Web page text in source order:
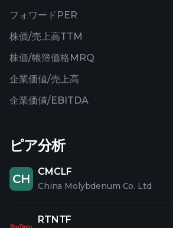
フォワードPER
株価/売上高TTM
株価/帳簿価格MRQ
企業価値/売上高
企業価値/EBITDA
ピア分析
CH
CMCLF
China Molybdenum Co. Ltd
RTNTF